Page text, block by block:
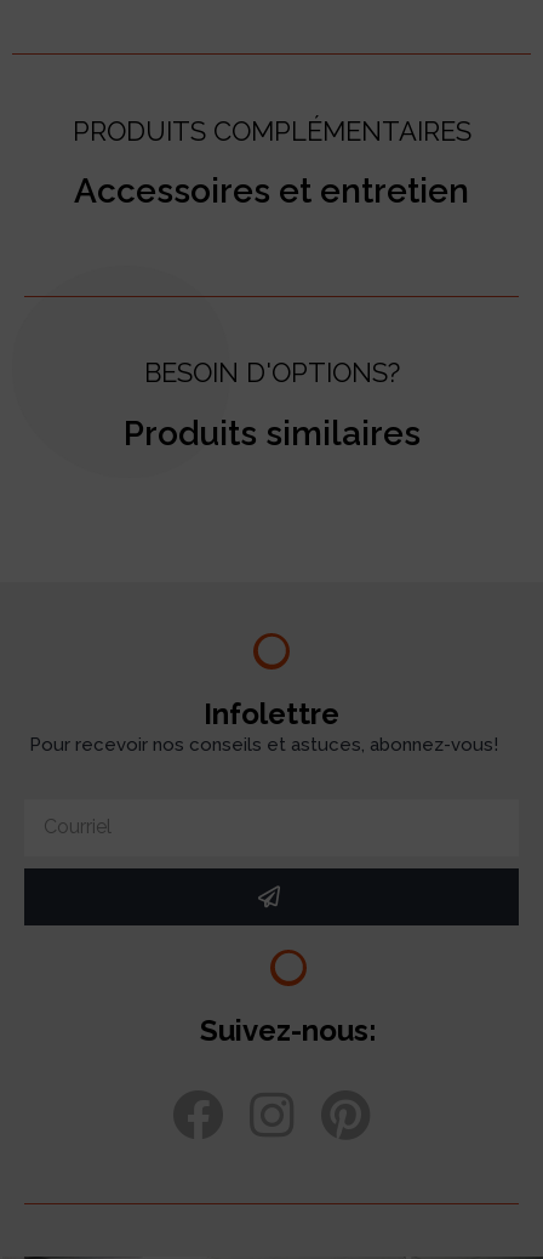
PRODUITS COMPLÉMENTAIRES
Accessoires et entretien
BESOIN D'OPTIONS?
Produits similaires
Infolettre
Pour recevoir nos conseils et astuces, abonnez-vous!
Suivez-nous: